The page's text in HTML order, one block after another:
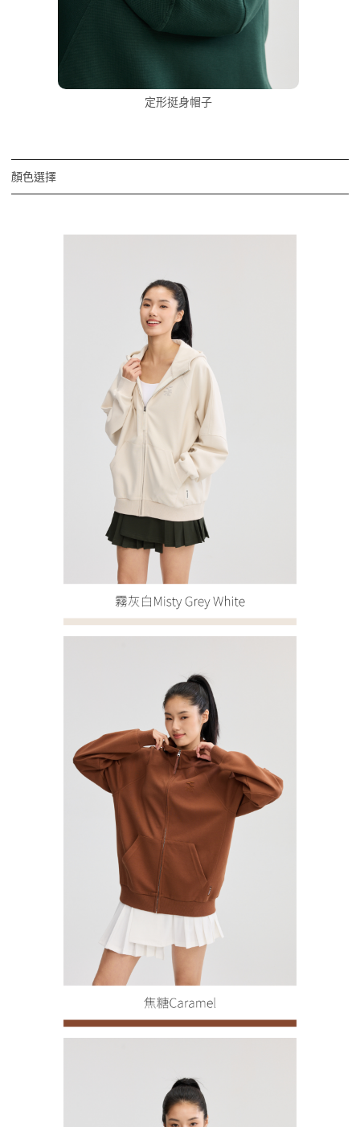
定形挺身帽子
顏色選擇